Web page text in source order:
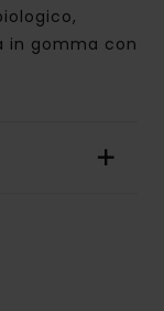
in gomma con